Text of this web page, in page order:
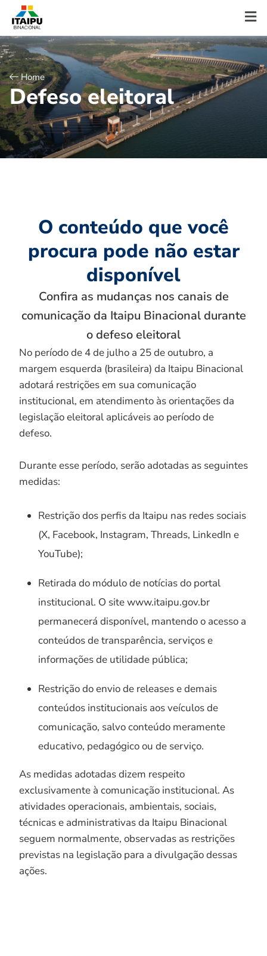
Home
Defeso eleitoral
O conteúdo que você
procura pode não estar
disponível
Confira as mudanças nos canais de
comunicação da Itaipu Binacional durante
o defeso eleitoral
No período de 4 de julho a 25 de outubro, a
margem esquerda (brasileira) da Itaipu Binacional
adotará restrições em sua comunicação
institucional, em atendimento às orientações da
legislação eleitoral aplicáveis ao período de
defeso.
Durante esse período, serão adotadas as seguintes
medidas:
Restrição dos perfis da Itaipu nas redes sociais
(X, Facebook, Instagram, Threads, LinkedIn e
YouTube);
Retirada do módulo de notícias do portal
institucional. O site www.itaipu.gov.br
permanecerá disponível, mantendo o acesso a
conteúdos de transparência, serviços e
informações de utilidade pública;
Restrição do envio de releases e demais
conteúdos institucionais aos veículos de
comunicação, salvo conteúdo meramente
educativo, pedagógico ou de serviço.
As medidas adotadas dizem respeito
exclusivamente à comunicação institucional. As
atividades operacionais, ambientais, sociais,
técnicas e administrativas da Itaipu Binacional
seguem normalmente, observadas as restrições
previstas na legislação para a divulgação dessas
ações.